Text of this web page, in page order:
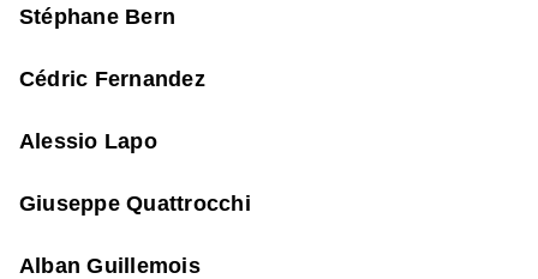
Stéphane Bern
Cédric Fernandez
Alessio Lapo
Giuseppe Quattrocchi
Alban Guillemois